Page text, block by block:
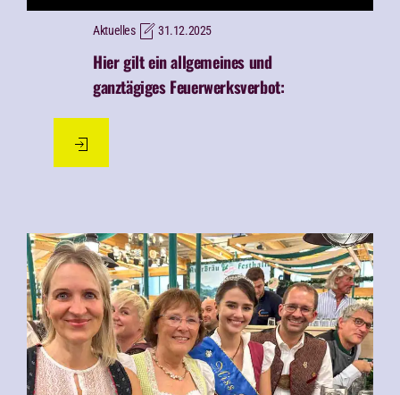
Aktuelles 31.12.2025
Hier gilt ein allgemeines und
ganztägiges Feuerwerksverbot: